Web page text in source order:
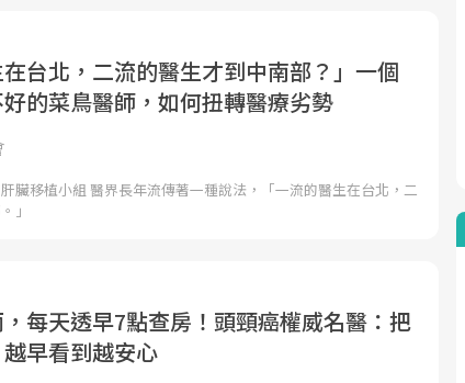
在台北，二流的醫生才到中南部？」一個
的菜鳥醫師，如何扭轉醫療劣勢
臟移植小組 醫界長年流傳著一種說法，「一流的醫生在台北，二
」
每天透早7點查房！頭頸癌權威名醫：把
早看到越安心